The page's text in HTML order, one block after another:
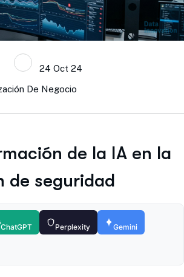
24 Oct 24
De Negocio
de la IA en la
de seguridad
ChatGPT Perplexity Gemini